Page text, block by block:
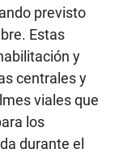
previsto
Estas
y
centrales y
viales que
los
durante el